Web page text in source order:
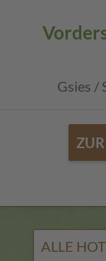
Gsies /
ALLE